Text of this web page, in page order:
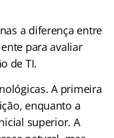
a diferença entre
para avaliar
de TI.
A primeira
enquanto a
superior. A